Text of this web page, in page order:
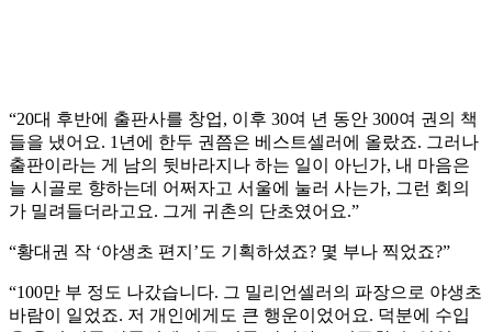
“20대 후반에 출판사를 창업, 이후 30여 년 동안 300여 권의 책
들을 냈어요. 1년에 한두 권쯤은 베스트셀러에 올랐죠. 그러나
출판이라는 게 남의 뒷바라지나 하는 일이 아닌가, 내 마음은
늘 시골로 향하는데 어쩌자고 서울에 눌러 사는가, 그런 회의
가 밀려들더라고요. 그게 귀촌의 단초였어요.”
“황대권 작 ‘야생초 편지’도 기획하셨죠? 몇 부나 찍었죠?”
“100만 부 정도 나갔습니다. 그 밀리언셀러의 파장으로 야생초
바람이 일었죠. 저 개인에게도 큰 행운이었어요. 덕분에 수입